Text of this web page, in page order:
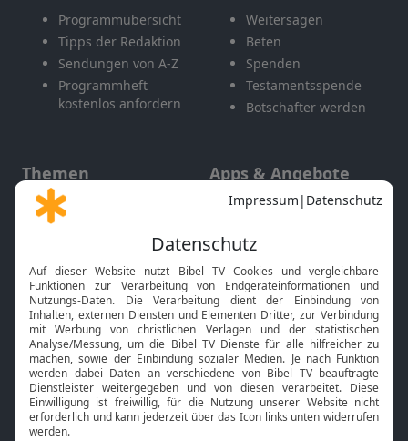
Programmübersicht
Tipps der Redaktion
Sendungen von A-Z
Programmheft
kostenlos anfordern
Weitersagen
Beten
Spenden
Testamentsspende
Botschafter werden
Themen
Gott und Bibel erklärt
Neuigkeiten
Apps & Angebote
Mobile App
Smart TV
HbbTV
Bibelthek Online-Bibel
Nächster Gottesdienst
Bibel TV Service